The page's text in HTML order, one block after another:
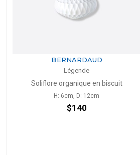
BERNARDAUD
Légende
Soliflore organique en biscuit
H: 6cm, D: 12cm
$140